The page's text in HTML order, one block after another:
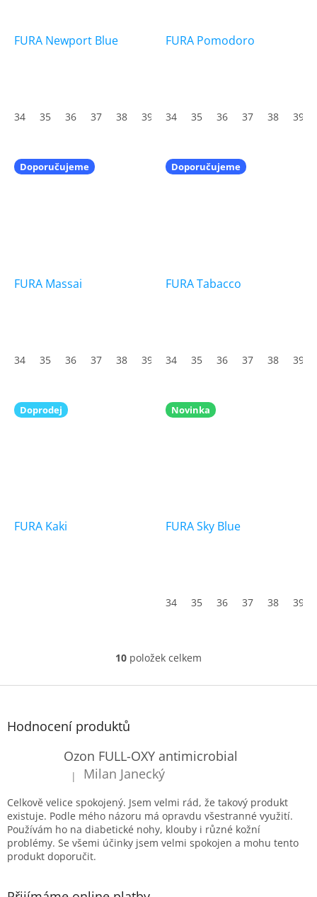
FURA Newport Blue
34 35 36 37 38 39 40 41 42 43 44 45
FURA Pomodoro
34 35 36 37 38 39
Doporučujeme
FURA Massai
34 35 36 37 38 39 40 41 42 43 44 45
Doporučujeme
FURA Tabacco
34 35 36 37 38 39
Doprodej
FURA Kaki
Novinka
FURA Sky Blue
34 35 36 37 38 39
O
l
í
p
r
v
k
y
v
ý
10 položek celkem
Z
Hodnocení produktů
Ozon FULL-OXY antimicrobial
Hodnocení produktu je 5 z 5 hvězdiček.
| Milan Janecký
Celkově velice spokojený. Jsem velmi rád, že takový produkt
existuje. Podle mého názoru má opravdu všestranné využití.
Používám ho na diabetické nohy, klouby i různé kožní
problémy. Se všemi účinky jsem velmi spokojen a mohu tento
produkt doporučit.